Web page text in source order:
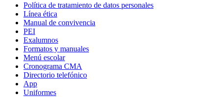
Política de tratamiento de datos personales
Línea ética
Manual de convivencia
PEI
Exalumnos
Formatos y manuales
Menú escolar
Cronograma CMA
Directorio telefónico
App
Uniformes